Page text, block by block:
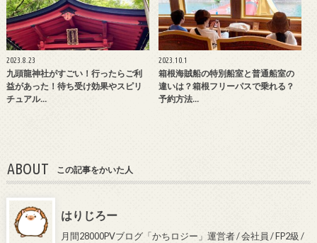
2023.8.23
九頭龍神社がすごい！行ったらご利
益があった！待ち受け効果やスピリ
チュアル…
2023.10.1
箱根海賊船の特別船室と普通船室の
違いは？箱根フリーパスで乗れる？
予約方法…
ABOUT この記事をかいた人
はりじろー
月間28000PVブログ「かちロジー」運営者 / 会社員 / FP2級 /